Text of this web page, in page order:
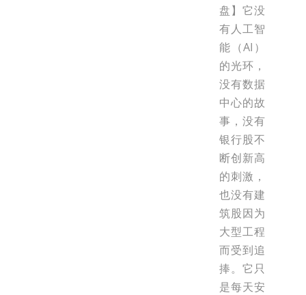
盘】它没
有人工智
能（AI）
的光环，
没有数据
中心的故
事，没有
银行股不
断创新高
的刺激，
也没有建
筑股因为
大型工程
而受到追
捧。它只
是每天安